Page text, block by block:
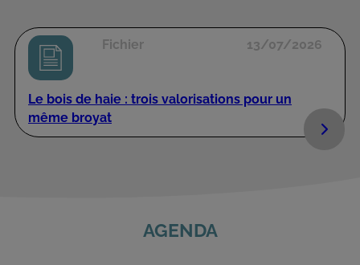
Fichier 13/07/2026
Le bois de haie : trois valorisations pour un
même broyat
AGENDA